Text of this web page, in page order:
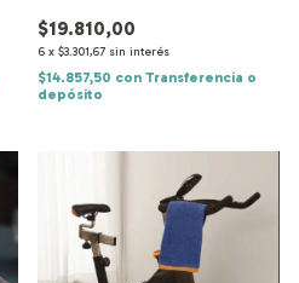
$19.810,00
6 x $3.301,67 sin interés
$14.857,50 con Transferencia o
depósito